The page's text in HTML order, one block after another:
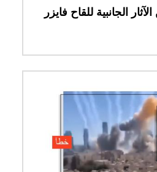
الجانبية للقاح فايزر